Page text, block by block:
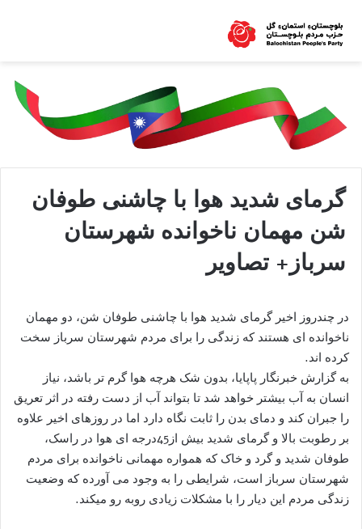
گرمای شدید هوا با چاشنی طوفان
شن مهمان ناخوانده شهرستان
سرباز+ تصاویر
در چندروز اخیر گرمای شدید هوا با چاشنی طوفان شن، دو مهمان
ناخوانده ای هستند که زندگی را برای مردم شهرستان سرباز سخت
کرده اند.
به گزارش خبرنگار پاپایا، بدون شک هرچه هوا گرم تر باشد، نیاز
انسان به آب بیشتر خواهد شد تا بتواند آب از دست رفته در اثر تعریق
را جبران کند و دمای بدن را ثابت نگاه دارد اما در روزهای اخیر علاوه
بر رطوبت بالا و گرمای شدید بیش از45درجه ای هوا در راسک،
طوفان شدید و گرد و خاک که همواره مهمانی ناخوانده برای مردم
شهرستان سرباز است، شرایطی را به وجود می آورده که وضعیت
زندگی مردم این دیار را با مشکلات زیادی روبه رو میکند.